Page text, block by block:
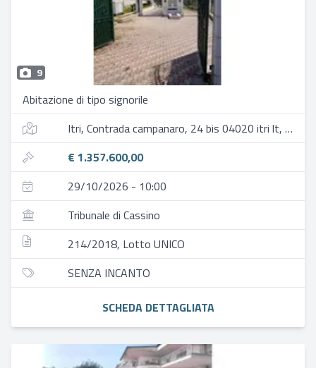
9
Abitazione di tipo signorile
Itri, Contrada campanaro, 24 bis 04020 itri lt, italia
€ 1.357.600,00
29/10/2026 - 10:00
Tribunale di Cassino
214/2018, Lotto UNICO
SENZA INCANTO
SCHEDA DETTAGLIATA